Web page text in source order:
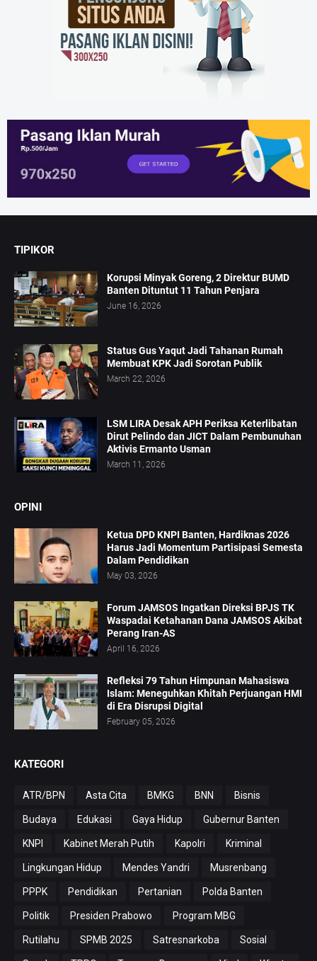
TIPIKOR
Korupsi Minyak Goreng, 2 Direktur BUMD
Banten Dituntut 11 Tahun Penjara
June 16, 2026
Status Gus Yaqut Jadi Tahanan Rumah
Membuat KPK Jadi Sorotan Publik
March 22, 2026
LSM LIRA Desak APH Periksa Keterlibatan
Dirut Pelindo dan JICT Dalam Pembunuhan
Aktivis Ermanto Usman
March 11, 2026
OPINI
Ketua DPD KNPI Banten, Hardiknas 2026
Harus Jadi Momentum Partisipasi Semesta
Dalam Pendidikan
May 03, 2026
Forum JAMSOS Ingatkan Direksi BPJS TK
Waspadai Ketahanan Dana JAMSOS Akibat
Perang Iran-AS
April 16, 2026
Refleksi 79 Tahun Himpunan Mahasiswa
Islam: Meneguhkan Khitah Perjuangan HMI
di Era Disrupsi Digital
February 05, 2026
KATEGORI
ATR/BPN Asta Cita BMKG BNN Bisnis
Budaya Edukasi Gaya Hidup Gubernur Banten
KNPI Kabinet Merah Putih Kapolri Kriminal
Lingkungan Hidup Mendes Yandri Musrenbang
PPPK Pendidikan Pertanian Polda Banten
Politik Presiden Prabowo Program MBG
Rutilahu SPMB 2025 Satresnarkoba Sosial